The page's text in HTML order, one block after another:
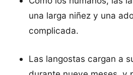
una larga niñez y una
complicada.
Las langostas cargan a